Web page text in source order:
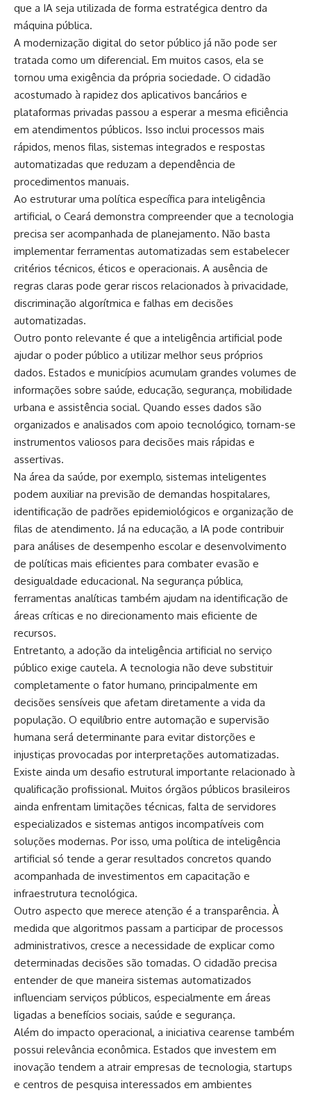
que a IA seja utilizada de forma estratégica dentro da
máquina pública.
A modernização digital do setor público já não pode ser
tratada como um diferencial. Em muitos casos, ela se
tornou uma exigência da própria sociedade. O cidadão
acostumado à rapidez dos aplicativos bancários e
plataformas privadas passou a esperar a mesma eficiência
em atendimentos públicos. Isso inclui processos mais
rápidos, menos filas, sistemas integrados e respostas
automatizadas que reduzam a dependência de
procedimentos manuais.
Ao estruturar uma política específica para inteligência
artificial, o Ceará demonstra compreender que a tecnologia
precisa ser acompanhada de planejamento. Não basta
implementar ferramentas automatizadas sem estabelecer
critérios técnicos, éticos e operacionais. A ausência de
regras claras pode gerar riscos relacionados à privacidade,
discriminação algorítmica e falhas em decisões
automatizadas.
Outro ponto relevante é que a inteligência artificial pode
ajudar o poder público a utilizar melhor seus próprios
dados. Estados e municípios acumulam grandes volumes de
informações sobre saúde, educação, segurança, mobilidade
urbana e assistência social. Quando esses dados são
organizados e analisados com apoio tecnológico, tornam-se
instrumentos valiosos para decisões mais rápidas e
assertivas.
Na área da saúde, por exemplo, sistemas inteligentes
podem auxiliar na previsão de demandas hospitalares,
identificação de padrões epidemiológicos e organização de
filas de atendimento. Já na educação, a IA pode contribuir
para análises de desempenho escolar e desenvolvimento
de políticas mais eficientes para combater evasão e
desigualdade educacional. Na segurança pública,
ferramentas analíticas também ajudam na identificação de
áreas críticas e no direcionamento mais eficiente de
recursos.
Entretanto, a adoção da inteligência artificial no serviço
público exige cautela. A tecnologia não deve substituir
completamente o fator humano, principalmente em
decisões sensíveis que afetam diretamente a vida da
população. O equilíbrio entre automação e supervisão
humana será determinante para evitar distorções e
injustiças provocadas por interpretações automatizadas.
Existe ainda um desafio estrutural importante relacionado à
qualificação profissional. Muitos órgãos públicos brasileiros
ainda enfrentam limitações técnicas, falta de servidores
especializados e sistemas antigos incompatíveis com
soluções modernas. Por isso, uma política de inteligência
artificial só tende a gerar resultados concretos quando
acompanhada de investimentos em capacitação e
infraestrutura tecnológica.
Outro aspecto que merece atenção é a transparência. À
medida que algoritmos passam a participar de processos
administrativos, cresce a necessidade de explicar como
determinadas decisões são tomadas. O cidadão precisa
entender de que maneira sistemas automatizados
influenciam serviços públicos, especialmente em áreas
ligadas a benefícios sociais, saúde e segurança.
Além do impacto operacional, a iniciativa cearense também
possui relevância econômica. Estados que investem em
inovação tendem a atrair empresas de tecnologia, startups
e centros de pesquisa interessados em ambientes